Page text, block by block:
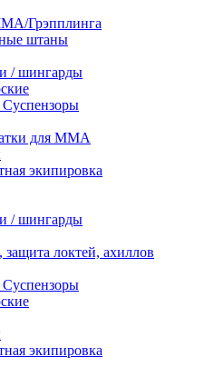
Грэпплинга
штаны
/ шингарды
Суспензоры
для ММА
экипировка
/ шингарды
локтей, ахиллов
Суспензоры
экипировка